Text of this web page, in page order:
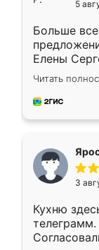
5
Больше
Елены
короткие
для
предложил
Читать
3
Кухню